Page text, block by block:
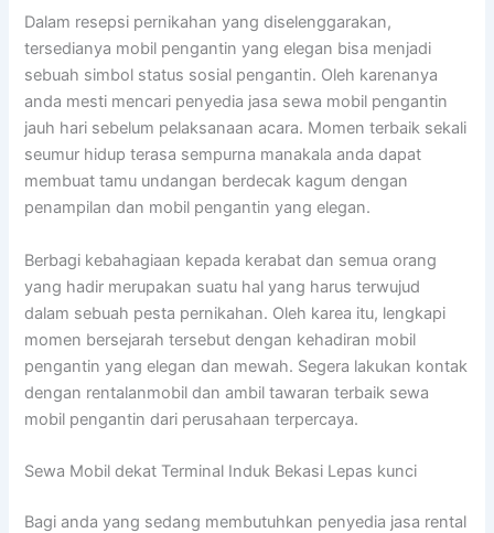
Dalam resepsi pernikahan yang diselenggarakan,
tersedianya mobil pengantin yang elegan bisa menjadi
sebuah simbol status sosial pengantin. Oleh karenanya
anda mesti mencari penyedia jasa sewa mobil pengantin
jauh hari sebelum pelaksanaan acara. Momen terbaik sekali
seumur hidup terasa sempurna manakala anda dapat
membuat tamu undangan berdecak kagum dengan
penampilan dan mobil pengantin yang elegan.
Berbagi kebahagiaan kepada kerabat dan semua orang
yang hadir merupakan suatu hal yang harus terwujud
dalam sebuah pesta pernikahan. Oleh karea itu, lengkapi
momen bersejarah tersebut dengan kehadiran mobil
pengantin yang elegan dan mewah. Segera lakukan kontak
dengan rentalanmobil dan ambil tawaran terbaik sewa
mobil pengantin dari perusahaan terpercaya.
Sewa Mobil dekat Terminal Induk Bekasi Lepas kunci
Bagi anda yang sedang membutuhkan penyedia jasa rental